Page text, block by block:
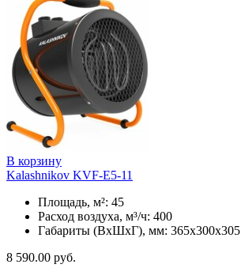
В корзину
Kalashnikov KVF-E5-11
Площадь, м²: 45
Расход воздуха, м³/ч: 400
Габариты (ВхШхГ), мм: 365x300x305
8 590.00 руб.